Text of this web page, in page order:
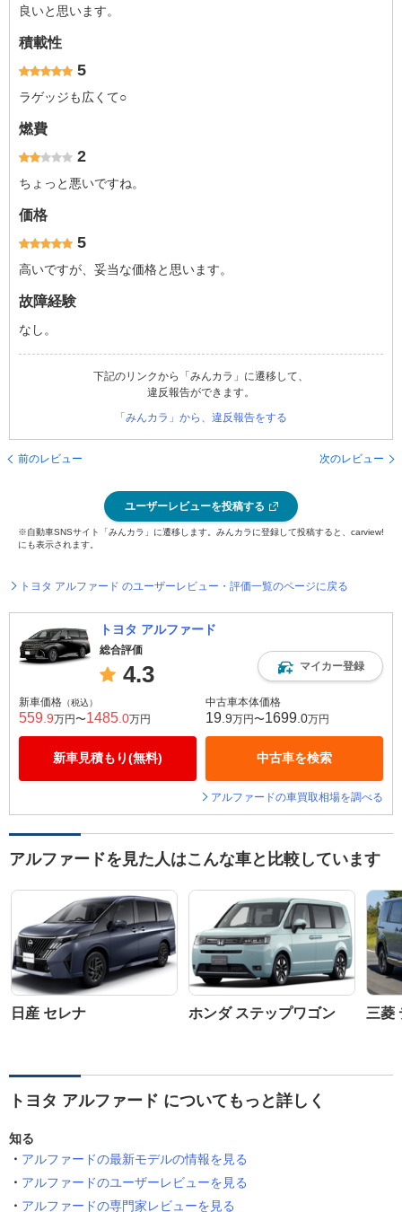
良いと思います。
積載性
5
ラゲッジも広くて○
燃費
2
ちょっと悪いですね。
価格
5
高いですが、妥当な価格と思います。
故障経験
なし。
下記のリンクから「みんカラ」に遷移して、
違反報告ができます。
「みんカラ」から、違反報告をする
前のレビュー 次のレビュー
ユーザーレビューを投稿する
※自動車SNSサイト「みんカラ」に遷移します。みんカラに登録して投稿すると、carview!
にも表示されます。
トヨタ アルファード のユーザーレビュー・評価一覧のページに戻る
トヨタ アルファード
総合評価
4.3 マイカー登録
新車価格 （税込）
559 .9万円〜1485 .0万円
新車見積もり(無料)
中古車本体価格
19 .9万円〜1699 .0万円
中古車を検索
アルファードの車買取相場を調べる
アルファードを見た人はこんな車と比較しています
日産 セレナ ホンダ ステップワゴン 三菱
トヨタ アルファード についてもっと詳しく
知る
アルファードの最新モデルの情報を見る
アルファードのユーザーレビューを見る
アルファードの専門家レビューを見る